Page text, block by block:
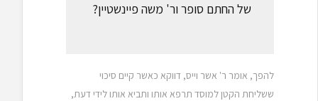
של החתם סופר ור' משה פיינשטיין?
להפך, אומר ר' אשר וייס, דווקא כאשר קיים סיכוי
ששליחת הקטן למוסד תרפא אותו ותביא אותו לידי דעת,